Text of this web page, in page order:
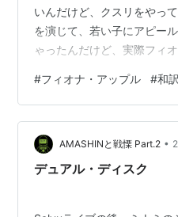
いんだけど、クスリをやっ
を演じて、若い子にアピー
ゃったんだけど、実際フィ
なのね。 だからあの心が擦
モノよ。 ７年間も沈黙した
で、一時は危ないんじゃな
過ぎてから、クスリで捕ま
た出してないし、youtube
#フィオナ・アップル #和訳
AMASHINと戦慄 Part.2 •
デュアル・ディスク